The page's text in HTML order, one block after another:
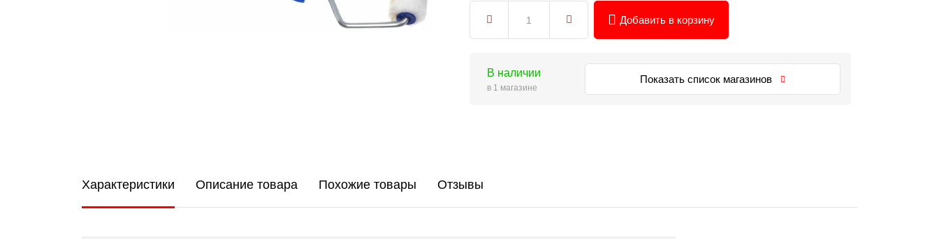
Добавить в корзину
В наличии
в 1 магазине
Показать список магазинов
Характеристики Описание товара Похожие товары Отзывы